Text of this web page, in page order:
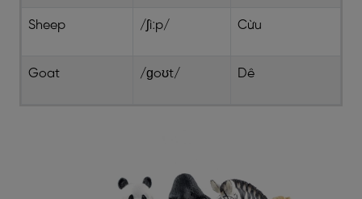
Sheep /ʃiːp/ Cừu
Goat /ɡoʊt/ Dê